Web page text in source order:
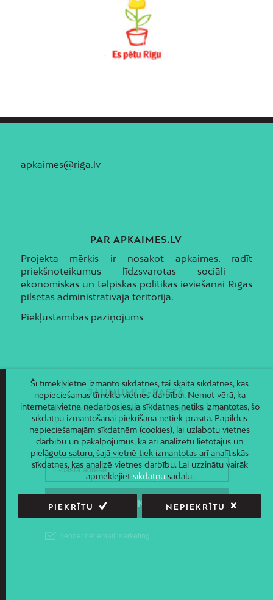
apkaimes@riga.lv
PAR APKAIMES.LV
Projekta mērķis ir nosakot apkaimes, radīt
priekšnoteikumus līdzsvarotas sociāli –
ekonomiskās un telpiskās politikas ieviešanai Rīgas
pilsētas administratīvajā teritorijā.
Piekļūstamības paziņojums
JAUNUMI E-PASTĀ
Piesakies un saņem jaunāko informāciju savā e-pastā!
Šī tīmekļvietne izmanto sīkdatnes, tai skaitā sīkdatnes, kas
nepieciešamas tīmekļa vietnes darbībai. Ņemot vērā, ka
interneta vietne nedarbosies, ja sīkdatnes netiks izmantotas, šo
sīkdatņu izmantošanai piekrišana netiek prasīta. Papildus
nepieciešamajām sīkdatnēm (cookies), lai uzlabotu vietnes
darbību un pakalpojumus, kā arī analizētu lietotājus un
pielāgotu saturu, šajā vietnē tiek izmantotas arī analītiskās
sīkdatnes, kas analizē vietnes darbību. Lai uzzinātu vairāk
apmeklējiet sīkdatņusadaļu.
PIEKRĪTU NEPIEKRĪTU